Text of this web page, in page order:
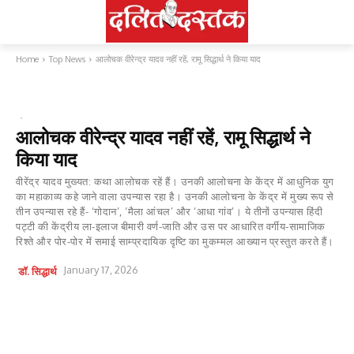
Home Top News आलोचक वीरेन्द्र यादव नहीं रहें, रामू सिद्धार्थ ने किया याद
आलोचक वीरेन्द्र यादव नहीं रहें, रामू सिद्धार्थ ने
किया याद
वीरेंद्र यादव मुख्यत: कथा आलोचक रहें हैं। उनकी आलोचना के केंद्र में आधुनिक युग
का महाकाव्य कहे जाने वाला उपन्यास रहा है। उनकी आलोचना के केंद्र में मुख्य रूप से
तीन उपन्यास रहे हैं- ‘गोदान’, ‘मैला आंचल’ और ‘आधा गांव’। ये तीनों उपन्यास हिंदी
पट्टी की केंद्रीय ला-इलाज बीमारी वर्ण-जाति और उस पर आधारित वर्गीय-सामाजिक
रिश्ते और पोर-पोर में समाई साम्प्रदायिक दृष्टि का मुकम्मल आख्यान प्रस्तुत करते हैं।
डॉ. सिद्धार्थ January 17, 2026